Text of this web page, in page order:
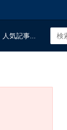
人気記事...